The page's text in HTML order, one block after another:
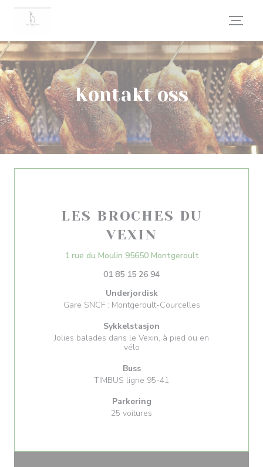
Panel for informasjonskapsler
Kontakt oss
LES BROCHES DU
VEXIN
1 rue du Moulin 95650 Montgeroult((åpner i et nytt
01 85 15 26 94
Underjordisk
Gare SNCF : Montgeroult-Courcelles
Sykkelstasjon
Jolies balades dans le Vexin, à pied ou en
vélo
Buss
TIMBUS ligne 95-41
Parkering
25 voitures